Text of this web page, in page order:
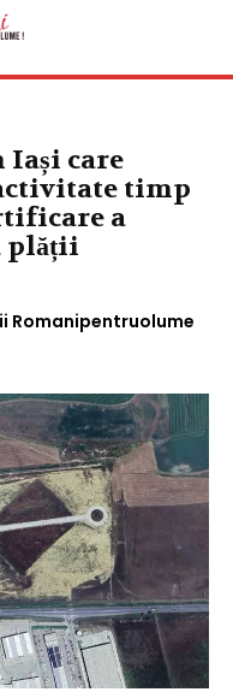
Iași care
timp
a
plății
Romanipentruolume